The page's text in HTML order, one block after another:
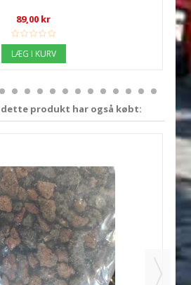
89,00 kr
LÆG I KURV
produkt har også købt: